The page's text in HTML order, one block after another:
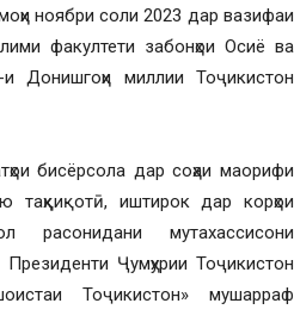
ноябри соли 2023 дар вазифаи
факултети забонҳои Осиё ва
Донишгоҳи миллии Тоҷикистон
бисёрсола дар соҳаи маорифи
таҳқиқотӣ, иштирок дар корҳои
мутахассисони
Ҷумҳурии Тоҷикистон
Тоҷикистон» мушарраф